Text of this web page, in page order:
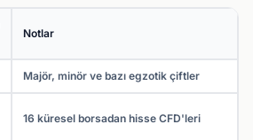
Notlar
Majör, minör ve bazı egzotik çiftler
16 küresel borsadan hisse CFD'leri